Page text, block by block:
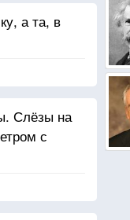
а та, в
Слёзы на
с